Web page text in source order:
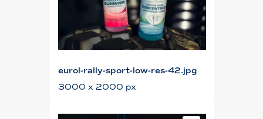
eurol-rally-sport-low-res-42.jpg
3000 x 2000 px